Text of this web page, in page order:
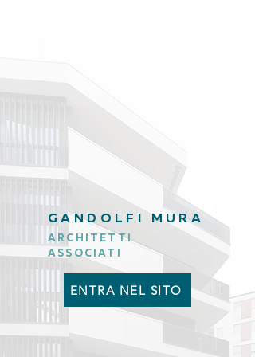
GANDOLFI MURA
ARCHITETTI
ASSOCIATI
ENTRA NEL SITO